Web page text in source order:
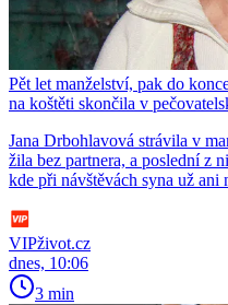
Pět let manželství, pak do
na koštěti skončila v
Jana Drbohlavová strávila v
žila bez partnera, a poslední z
kde při návštěvách syna už ani
VIPživot.cz
dnes, 10:06
3 min